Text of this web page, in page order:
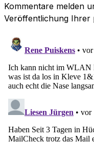
Kommentare melden
Veröffentlichung Ihrer